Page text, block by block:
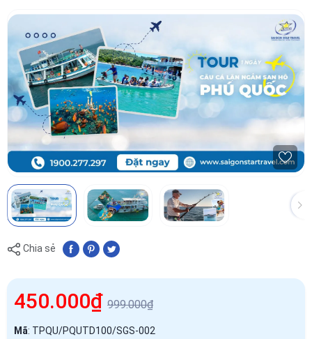
Chia sẻ
450.000₫ 999.000₫
Mã: TPQU/PQUTD100/SGS-002